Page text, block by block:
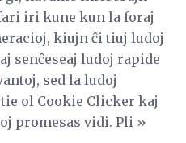
iri kune kun la foraj
kiujn ĉi tiuj ludoj
senĉeseaj ludoj rapide
sed la ludoj
ol Cookie Clicker kaj
promesas vidi. Pli »